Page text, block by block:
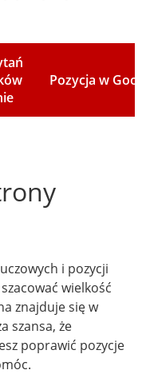
Pozycja w
i pozycji
wielkość
znajduje się w
szansa, że
poprawić pozycje